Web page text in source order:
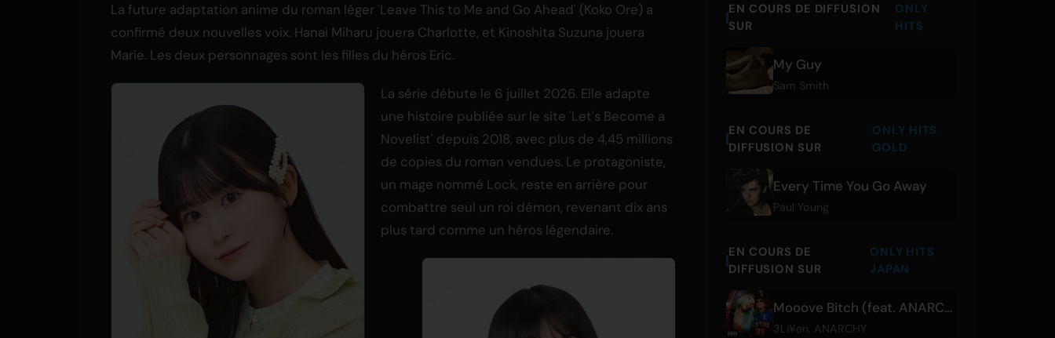
La future adaptation anime du roman léger 'Leave This to Me and Go Ahead' (Koko Ore) a
confirmé deux nouvelles voix. Hanai Miharu jouera Charlotte, et Kinoshita Suzuna jouera
Marie. Les deux personnages sont les filles du héros Eric.
La série débute le 6 juillet 2026. Elle adapte
une histoire publiée sur le site 'Let's Become a
Novelist' depuis 2018, avec plus de 4,45 millions
de copies du roman vendues. Le protagoniste,
un mage nommé Lock, reste en arrière pour
combattre seul un roi démon, revenant dix ans
plus tard comme un héros légendaire.
EN COURS DE DIFFUSION
SUR
ONLY
HITS
My Guy
Sam Smith
EN COURS DE
DIFFUSION SUR
ONLY HITS
GOLD
Every Time You Go Away
Paul Young
EN COURS DE
DIFFUSION SUR
ONLY HITS
JAPAN
Mooove Bitch (feat. ANARCHY)
3Li¥en ANARCHY